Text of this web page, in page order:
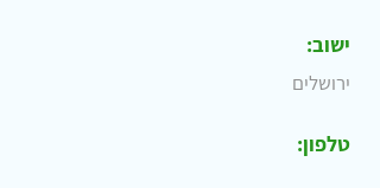
ישוב:
ירושלים
טלפון: